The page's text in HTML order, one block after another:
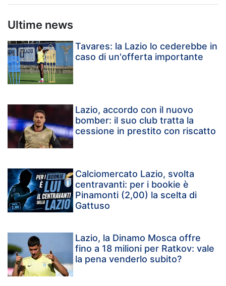
Ultime news
Tavares: la Lazio lo cederebbe in
caso di un'offerta importante
Lazio, accordo con il nuovo
bomber: il suo club tratta la
cessione in prestito con riscatto
Calciomercato Lazio, svolta
centravanti: per i bookie è
Pinamonti (2,00) la scelta di
Gattuso
Lazio, la Dinamo Mosca offre
fino a 18 milioni per Ratkov: vale
la pena venderlo subito?